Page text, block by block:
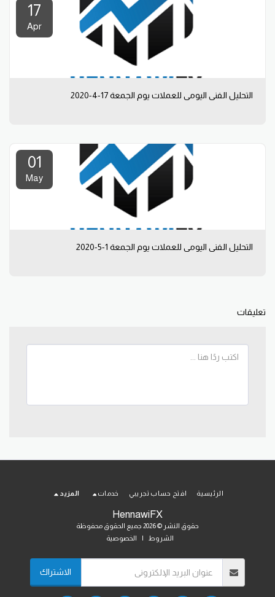
17
Apr
التحليل الفني اليومي للعملات يوم الجمعة 17-4-2020
01
May
التحليل الفني اليومي للعملات يوم الجمعة 1-5-2020
تعليقات
HennawiFX
حقوق النشر © 2026 جميع الحقوق محفوظة
الشروط
الخصوصية
الرئيسية افتح حساب تجريبي خدمات المزيد
الاشتراك